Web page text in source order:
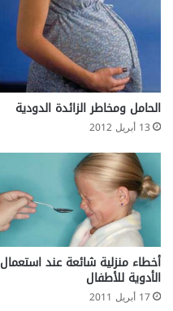
الحامل ومخاطر الزائدة الدودية
13 أبريل 2012
أخطاء منزلية شائعة عند استعمال
الأدوية للأطفال
17 أبريل 2011